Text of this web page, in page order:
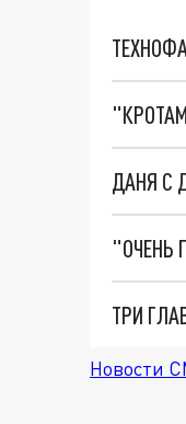
ДАНЯ С
Новости